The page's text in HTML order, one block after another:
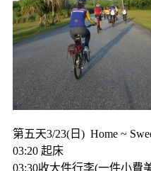
第五天3/23(日) Home ~
03:20 起床
03:30收大件行李(一件小費